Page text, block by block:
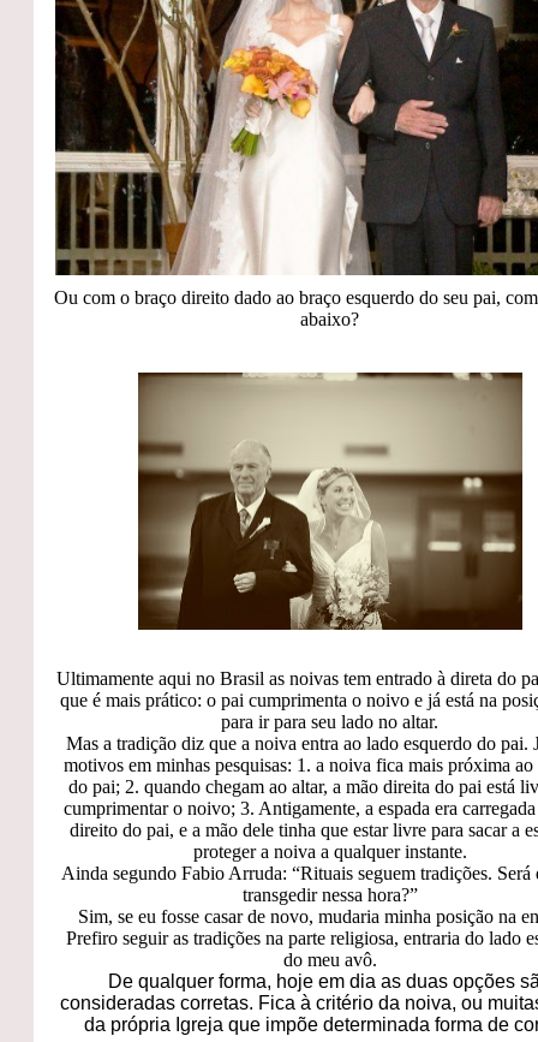
Ou com o braço direito dado ao braço esquerdo do seu pai,
abaixo?
Ultimamente aqui no Brasil as noivas tem entrado à direta do
que é mais prático: o pai cumprimenta o noivo e já está na
para ir para seu lado no altar.
Mas a tradição diz que a noiva entra ao lado esquerdo do pai.
motivos em minhas pesquisas: 1. a noiva fica mais próxima ao
do pai; 2. quando chegam ao altar, a mão direita do pai está
cumprimentar o noivo; 3. Antigamente, a espada era
direito do pai, e a mão dele tinha que estar livre para sacar a
proteger a noiva a qualquer instante.
Ainda segundo Fabio Arruda: “Rituais seguem tradições. Será
transgedir nessa hora?”
Sim, se eu fosse casar de novo, mudaria minha posição na
Prefiro seguir as tradições na parte religiosa, entraria do lado
do meu avô.
De qualquer forma, hoje em dia as duas opções
consideradas corretas. Fica à critério da noiva, ou
da própria Igreja que impõe determinada forma de